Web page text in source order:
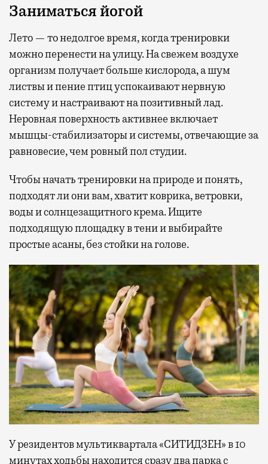
Заниматься йогой
Лето — то недолгое время, когда тренировки
можно перенести на улицу. На свежем воздухе
организм получает больше кислорода, а шум
листвы и пение птиц успокаивают нервную
систему и настраивают на позитивный лад.
Неровная поверхность активнее включает
мышцы-стабилизаторы и системы, отвечающие за
равновесие, чем ровный пол студии.
Чтобы начать тренировки на природе и понять,
подходят ли они вам, хватит коврика, ветровки,
воды и солнцезащитного крема. Ищите
подходящую площадку в тени и выбирайте
простые асаны, без стойки на голове.
У резидентов мультиквартала «СИТИДЗЕН» в 10
минутах ходьбы находится сразу два парка с